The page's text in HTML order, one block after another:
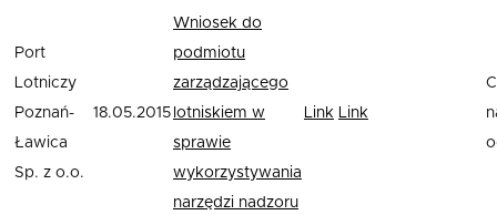
Port
Lotniczy
Poznań-
Ławica
Sp. z o.o.
18.05.2015
Wniosek do
podmiotu
zarządzającego
lotniskiem w
sprawie
wykorzystywania
narzędzi nadzoru
Link Link